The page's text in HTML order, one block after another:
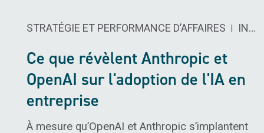
STRATÉGIE ET PERFORMANCE D’AFFAIRES | INTELLIGENCE ARTIFICIELLE ​
Ce que révèlent Anthropic et
OpenAI sur l'adoption de l'IA en
entreprise
À mesure qu’OpenAI et Anthropic s’implantent